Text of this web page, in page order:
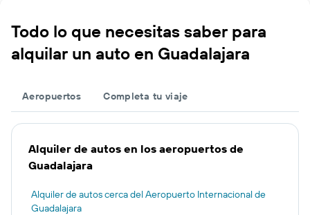
Todo lo que necesitas saber para
alquilar un auto en Guadalajara
Aeropuertos Completa tu viaje
Alquiler de autos en los aeropuertos de
Guadalajara
Alquiler de autos cerca del Aeropuerto Internacional de
Guadalajara